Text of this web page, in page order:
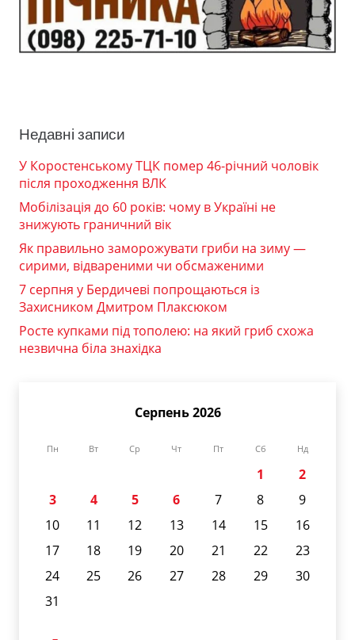
Недавні записи
У Коростенському ТЦК помер 46-річний чоловік
після проходження ВЛК
Мобілізація до 60 років: чому в Україні не
знижують граничний вік
Як правильно заморожувати гриби на зиму —
сирими, відвареними чи обсмаженими
7 серпня у Бердичеві попрощаються із
Захисником Дмитром Плаксюком
Росте купками під тополею: на який гриб схожа
незвична біла знахідка
Серпень 2026
Пн Вт Ср Чт Пт Сб Нд
1
2
3
4 5 6 7 8
9
10
11 12 13 14 15
16
17
18 19 20 21 22
23
24
25 26 27 28 29
30
31